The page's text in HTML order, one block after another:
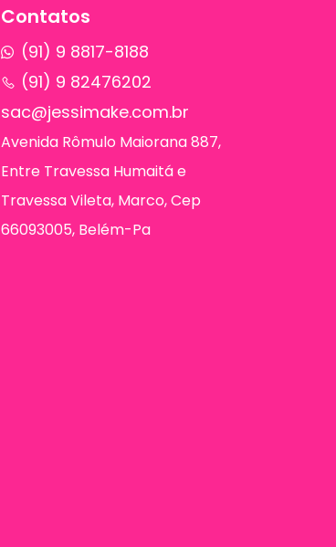
Contatos
(91) 9 8817-8188
(91) 9 82476202
sac@jessimake.com.br
Avenida Rômulo Maiorana 887,
Entre Travessa Humaitá e
Travessa Vileta, Marco, Cep
66093005, Belém-Pa